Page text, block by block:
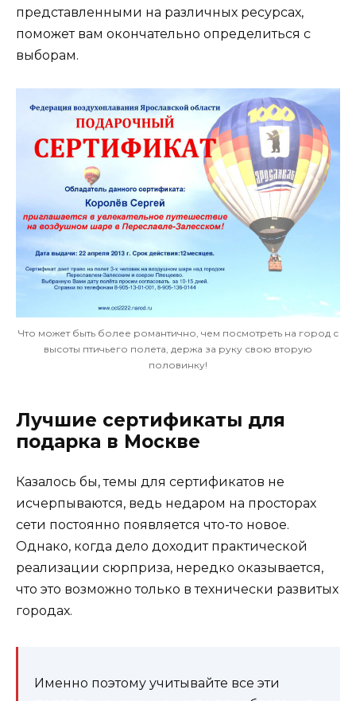
представленными на различных ресурсах,
поможет вам окончательно определиться с
выборам.
Что может быть более романтично, чем посмотреть на город с
высоты птичьего полета, держа за руку свою вторую
половинку!
Лучшие сертификаты для
подарка в Москве
Казалось бы, темы для сертификатов не
исчерпываются, ведь недаром на просторах
сети постоянно появляется что-то новое.
Однако, когда дело доходит практической
реализации сюрприза, нередко оказывается,
что это возможно только в технически развитых
городах.
Именно поэтому учитывайте все эти